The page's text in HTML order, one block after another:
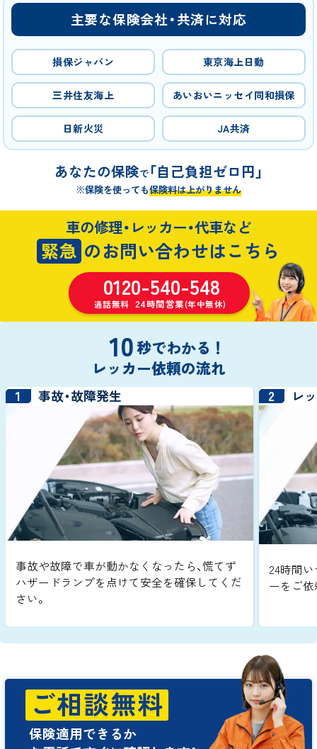
主要な保険会社・共済に対応
損保ジャパン 東京海上日動
三井住友海上 あいおいニッセイ同和損保
日新火災 JA共済
あなたの保険で「自己負担ゼロ円」
※保険を使っても保険料は上がりません
車の修理・レッカー・代車など
緊急 のお問い合わせはこちら
0120-540-548
通話無料 24時間営業(年中無休)
10秒でわかる！
レッカー依頼の流れ
1 事故・故障発生
事故や故障で車が動かなくなったら、慌てず
ハザードランプを点けて安全を確保してくだ
さい。
2 レ
24時間い
ーをご依
ご相談無料
保険適用できるか